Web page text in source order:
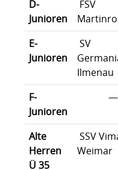
D-
Junioren
FSV
E-
Junioren
SV
Ilmenau
F-
Junioren
—
Alte
Herren
Ü 35
SSV
Weimar